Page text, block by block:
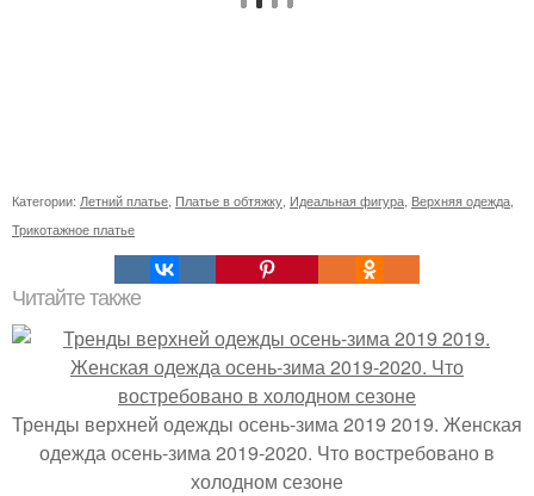
Категории: Летний платье Платье в обтяжку Идеальная фигура Верхняя одежда
Трикотажное платье
Читайте также
Тренды верхней одежды осень-зима 2019 2019. Женская
одежда осень-зима 2019-2020. Что востребовано в
холодном сезоне